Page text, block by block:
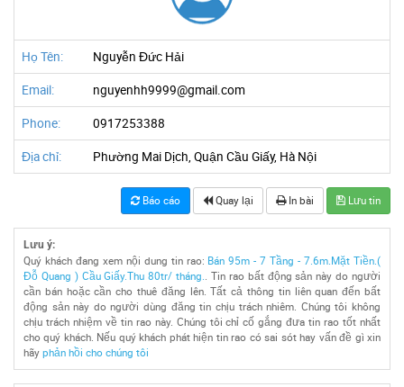
Họ Tên: Nguyễn Đức Hải
Email: nguyenhh9999@gmail.com
Phone: 0917253388
Địa chỉ: Phường Mai Dịch, Quận Cầu Giấy, Hà Nội
Báo cáo Quay lại In bài Lưu tin
Lưu ý:
Quý khách đang xem nội dung tin rao: Bán 95m - 7 Tầng - 7.6m.Mặt Tiền.(
Đỗ Quang ) Cầu Giấy.Thu 80tr/ tháng.. Tin rao bất động sản này do người
cần bán hoặc cần cho thuê đăng lên. Tất cả thông tin liên quan đến bất
động sản này do người dùng đăng tin chịu trách nhiêm. Chúng tôi không
chịu trách nhiệm về tin rao này. Chúng tôi chỉ cố gắng đưa tin rao tốt nhất
cho quý khách. Nếu quý khách phát hiện tin rao có sai sót hay vấn đề gì xin
hãy phản hồi cho chúng tôi